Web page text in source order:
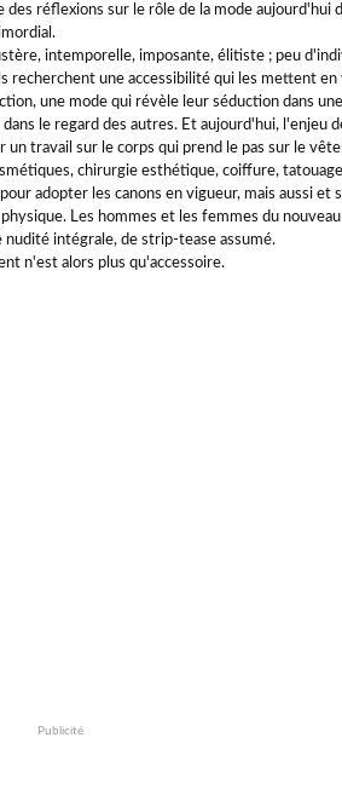
des réflexions sur le rôle de la mode aujourd'hui
intemporelle, imposante, élitiste ; peu
une accessibilité qui les mettent en
une mode qui révèle leur séduction dans
le regard des autres. Et aujourd'hui, l'enjeu
un travail sur le corps qui prend le pas sur le
chirurgie esthétique, coiffure,
adopter les canons en vigueur, mais aussi et
Les hommes et les femmes du
intégrale, de strip-tease assumé.
n'est alors plus qu'accessoire.
Publicité